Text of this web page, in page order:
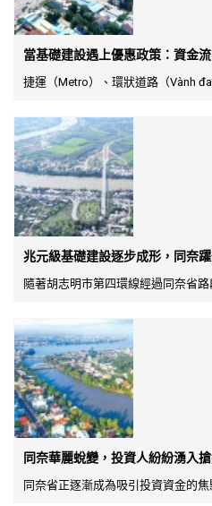
當基礎建設遇上優惠政策：資金
捷運（Metro）、環狀道路（Vành
兆元級基礎建設逐步成形，同奈
隨著胡志明市第四環線經過同奈省
同奈華麗蛻變，投資人紛紛湧入
同奈省正逐漸成為吸引投資資金的